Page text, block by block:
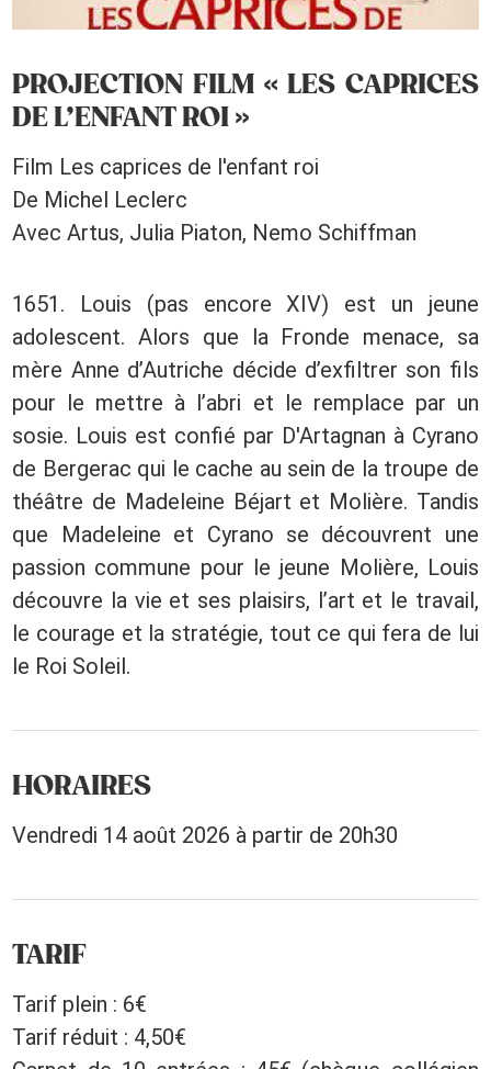
PROJECTION FILM « LES CAPRICES
DE L’ENFANT ROI »
Film Les caprices de l'enfant roi
De Michel Leclerc
Avec Artus, Julia Piaton, Nemo Schiffman
1651. Louis (pas encore XIV) est un jeune
adolescent. Alors que la Fronde menace, sa
mère Anne d’Autriche décide d’exfiltrer son fils
pour le mettre à l’abri et le remplace par un
sosie. Louis est confié par D'Artagnan à Cyrano
de Bergerac qui le cache au sein de la troupe de
théâtre de Madeleine Béjart et Molière. Tandis
que Madeleine et Cyrano se découvrent une
passion commune pour le jeune Molière, Louis
découvre la vie et ses plaisirs, l’art et le travail,
le courage et la stratégie, tout ce qui fera de lui
le Roi Soleil.
HORAIRES
Vendredi 14 août 2026 à partir de 20h30
TARIF
Tarif plein : 6€
Tarif réduit : 4,50€